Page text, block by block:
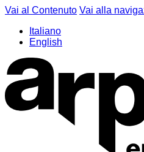
Vai al Contenuto Vai alla
Italiano
English